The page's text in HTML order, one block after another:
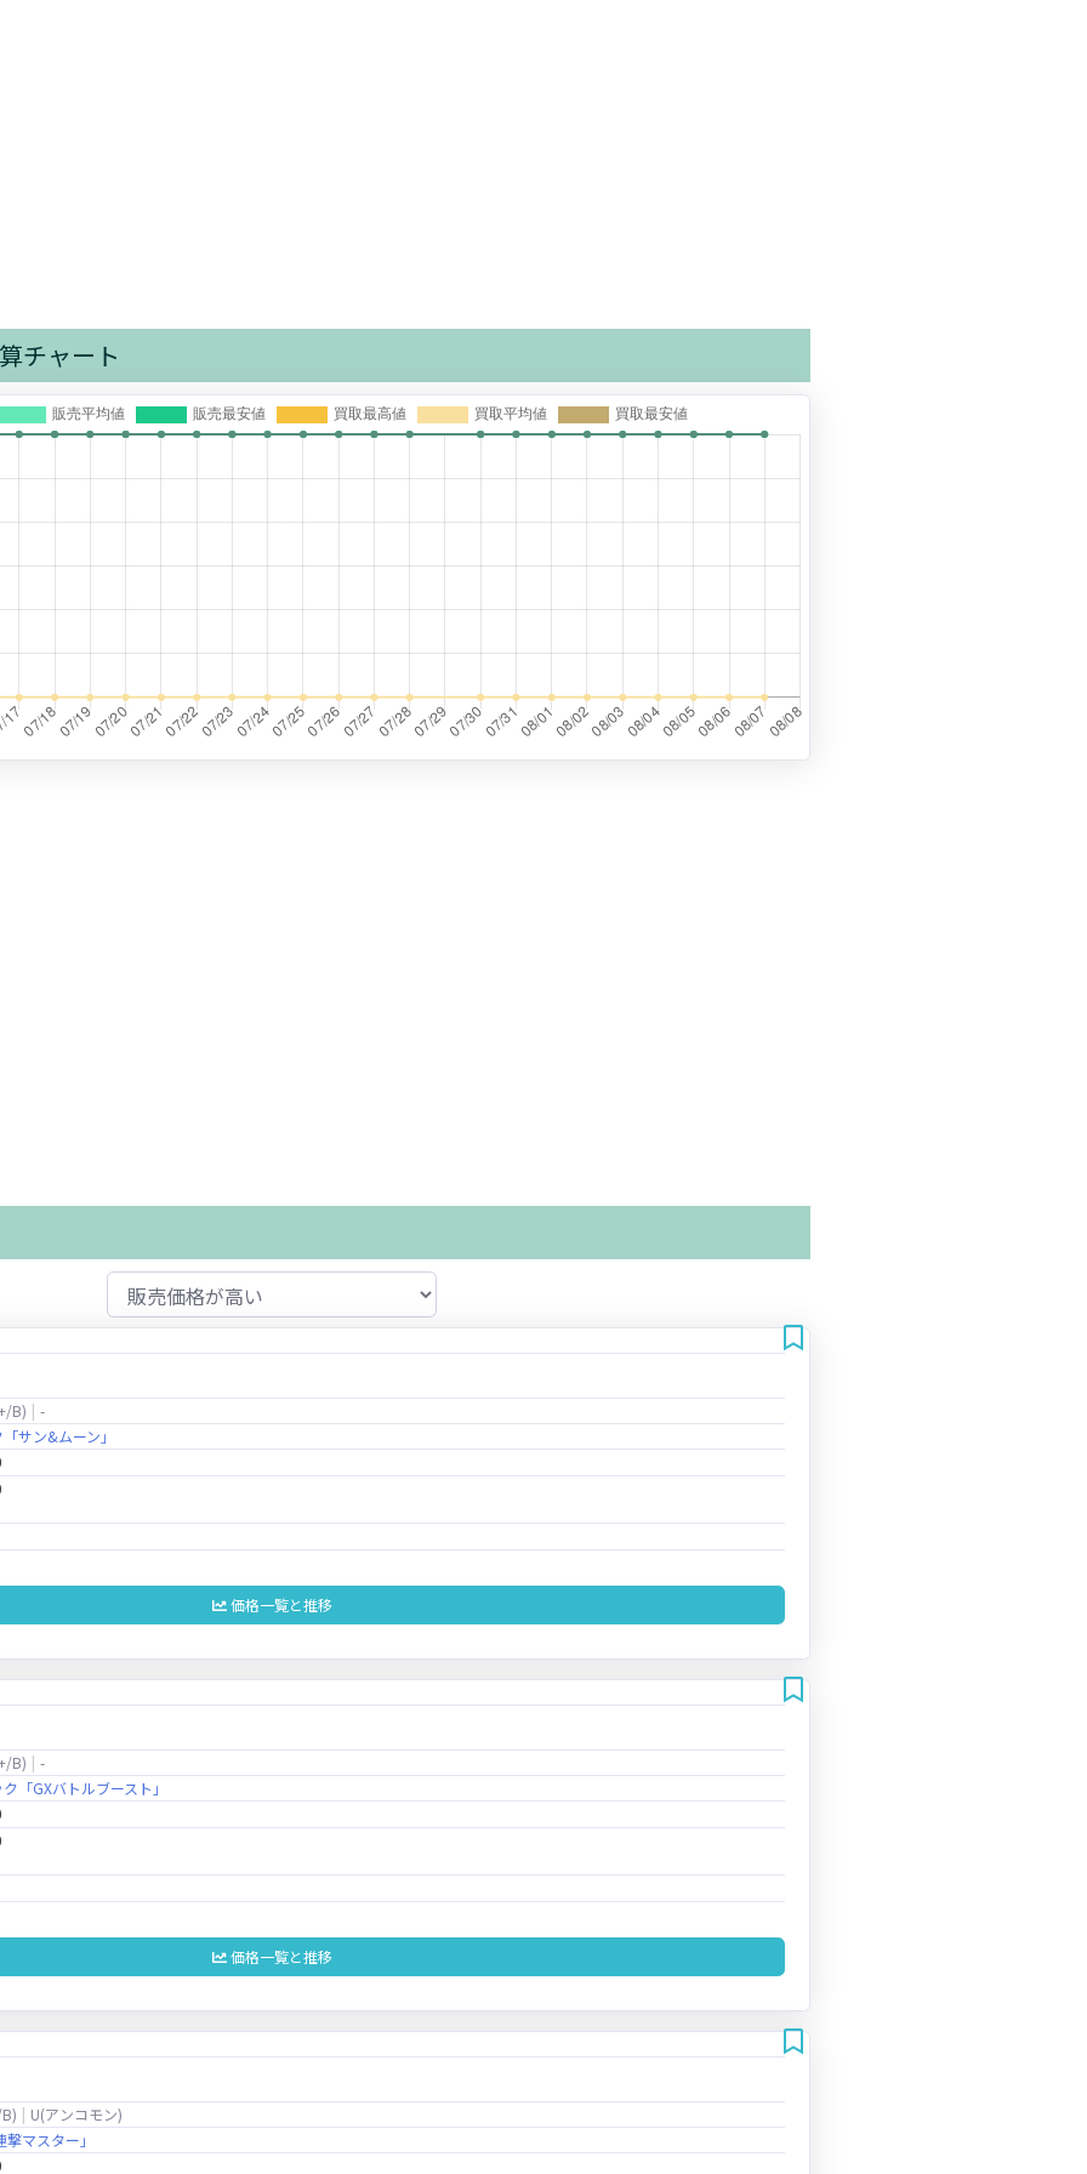
チャート
B)
-
サン&ムーン」
価格一覧と推移
B)
-
「GXバトルブースト」
価格一覧と推移
U(アンコモン)
マスター」